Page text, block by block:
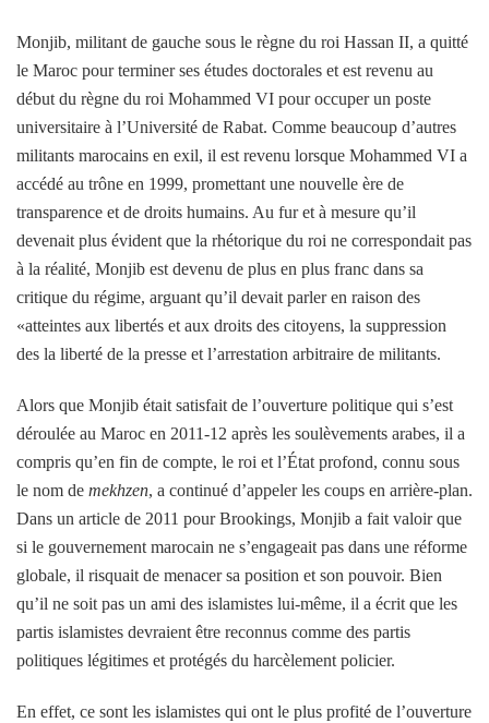
Monjib, militant de gauche sous le règne du roi Hassan II, a quitté
le Maroc pour terminer ses études doctorales et est revenu au
début du règne du roi Mohammed VI pour occuper un poste
universitaire à l’Université de Rabat. Comme beaucoup d’autres
militants marocains en exil, il est revenu lorsque Mohammed VI a
accédé au trône en 1999, promettant une nouvelle ère de
transparence et de droits humains. Au fur et à mesure qu’il
devenait plus évident que la rhétorique du roi ne correspondait pas
à la réalité, Monjib est devenu de plus en plus franc dans sa
critique du régime, arguant qu’il devait parler en raison des
«atteintes aux libertés et aux droits des citoyens, la suppression
des la liberté de la presse et l’arrestation arbitraire de militants.
Alors que Monjib était satisfait de l’ouverture politique qui s’est
déroulée au Maroc en 2011-12 après les soulèvements arabes, il a
compris qu’en fin de compte, le roi et l’État profond, connu sous
le nom de mekhzen, a continué d’appeler les coups en arrière-plan.
Dans un article de 2011 pour Brookings, Monjib a fait valoir que
si le gouvernement marocain ne s’engageait pas dans une réforme
globale, il risquait de menacer sa position et son pouvoir. Bien
qu’il ne soit pas un ami des islamistes lui-même, il a écrit que les
partis islamistes devraient être reconnus comme des partis
politiques légitimes et protégés du harcèlement policier.
En effet, ce sont les islamistes qui ont le plus profité de l’ouverture